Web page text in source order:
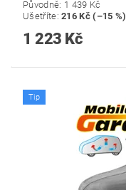
Původně: 1 439 Kč
Ušetříte:216 Kč (–15 %)
1 223 Kč
Tip